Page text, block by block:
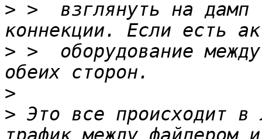
> >  взглянуть на дамп
> >  оборудование
>
> Это все происходит в